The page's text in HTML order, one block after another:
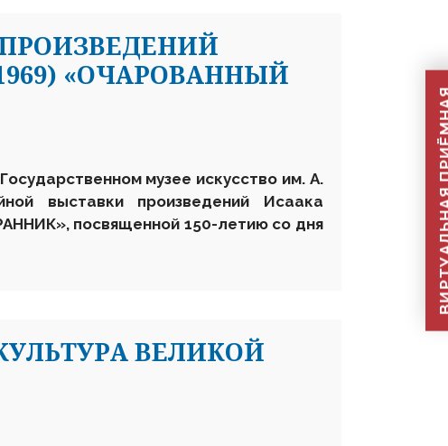
«ОЧАРОВАННЫЙ
музее искусство им. А.
выставки произведений Исаака
посвященной 150-летию со дня
ВЕЛИКОЙ